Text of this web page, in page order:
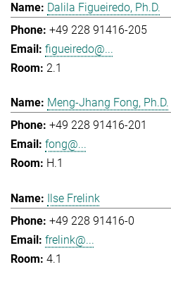
Dalila Figueiredo, Ph.D.
+49 228 91416-205
figueiredo@...
2.1
Meng-Jhang Fong, Ph.D.
+49 228 91416-201
fong@...
H.1
Ilse Frelink
+49 228 91416-0
frelink@...
4.1